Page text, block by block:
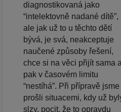
diagnostikovaná jako
“intelektovně nadané dítě”,
ale jak už to u těchto dětí
bývá, je svá, neakceptuje
naučené způsoby řešení,
chce si na věci přijít sama a
pak v časovém limitu
“nestíhá”. Při přípravě jsme
prošli situacemi, kdy už
slzy, pocit, že to opravdu